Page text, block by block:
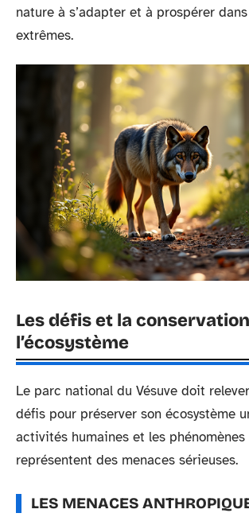
nature à s’adapter et à prospérer
extrêmes.
Les défis et la
l’écosystème
Le parc national du Vésuve doit
défis pour préserver son écosystème
activités humaines et les phénomènes
représentent des menaces sérieuses.
LES MENACES